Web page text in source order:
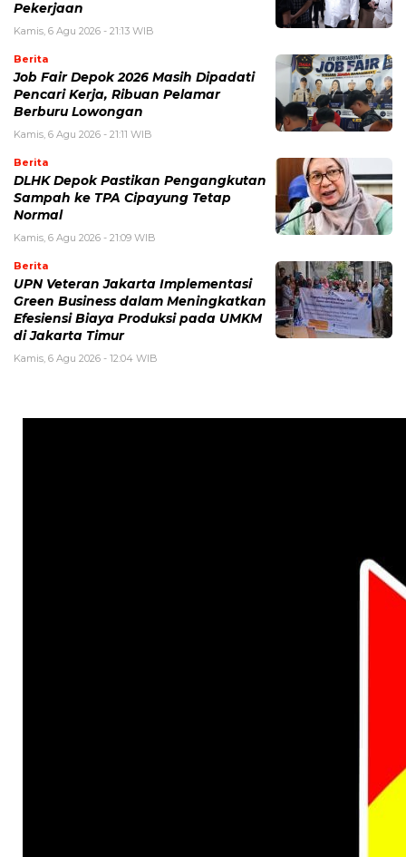
Pekerjaan
Kamis, 6 Agu 2026 - 21:13 WIB
Berita
Job Fair Depok 2026 Masih Dipadati
Pencari Kerja, Ribuan Pelamar
Berburu Lowongan
Kamis, 6 Agu 2026 - 21:11 WIB
Berita
DLHK Depok Pastikan Pengangkutan
Sampah ke TPA Cipayung Tetap
Normal
Kamis, 6 Agu 2026 - 21:09 WIB
Berita
UPN Veteran Jakarta Implementasi
Green Business dalam Meningkatkan
Efesiensi Biaya Produksi pada UMKM
di Jakarta Timur
Kamis, 6 Agu 2026 - 12:04 WIB